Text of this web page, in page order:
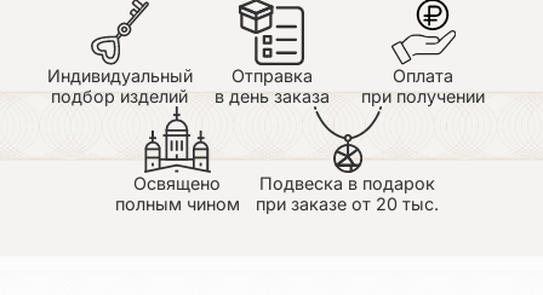
Индивидуальный
подбор изделий
Отправка
в день заказа
Оплата
при получении
Освящено
полным чином
Подвеска в подарок
при заказе от 20 тыс.